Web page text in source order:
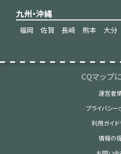
九州・沖縄
福岡 佐賀 長崎 熊本 大分
CQマップ
運営者
プライバシー
利用ガイド
情報の